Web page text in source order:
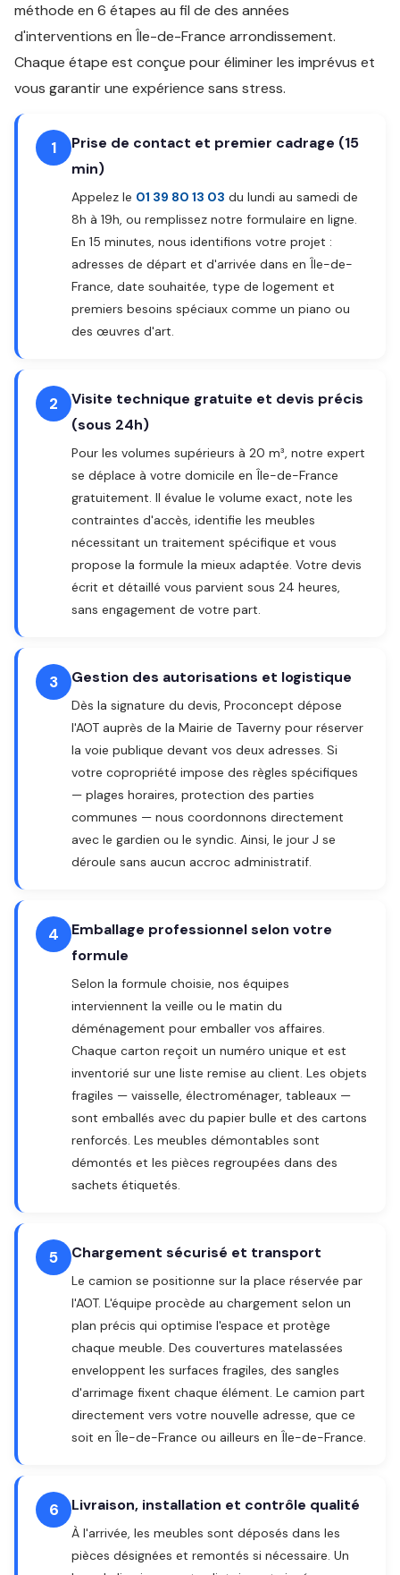
méthode en 6 étapes au fil de des années
d'interventions en Île-de-France arrondissement.
Chaque étape est conçue pour éliminer les imprévus et
vous garantir une expérience sans stress.
1
Prise de contact et premier cadrage (15
min)
Appelez le 01 39 80 13 03 du lundi au samedi de
8h à 19h, ou remplissez notre formulaire en ligne.
En 15 minutes, nous identifions votre projet :
adresses de départ et d'arrivée dans en Île-de-
France, date souhaitée, type de logement et
premiers besoins spéciaux comme un piano ou
des œuvres d'art.
2
Visite technique gratuite et devis précis
(sous 24h)
Pour les volumes supérieurs à 20 m³, notre expert
se déplace à votre domicile en Île-de-France
gratuitement. Il évalue le volume exact, note les
contraintes d'accès, identifie les meubles
nécessitant un traitement spécifique et vous
propose la formule la mieux adaptée. Votre devis
écrit et détaillé vous parvient sous 24 heures,
sans engagement de votre part.
3 Gestion des autorisations et logistique
Dès la signature du devis, Proconcept dépose
l'AOT auprès de la Mairie de Taverny pour réserver
la voie publique devant vos deux adresses. Si
votre copropriété impose des règles spécifiques
— plages horaires, protection des parties
communes — nous coordonnons directement
avec le gardien ou le syndic. Ainsi, le jour J se
déroule sans aucun accroc administratif.
4
Emballage professionnel selon votre
formule
Selon la formule choisie, nos équipes
interviennent la veille ou le matin du
déménagement pour emballer vos affaires.
Chaque carton reçoit un numéro unique et est
inventorié sur une liste remise au client. Les objets
fragiles — vaisselle, électroménager, tableaux —
sont emballés avec du papier bulle et des cartons
renforcés. Les meubles démontables sont
démontés et les pièces regroupées dans des
sachets étiquetés.
5 Chargement sécurisé et transport
Le camion se positionne sur la place réservée par
l'AOT. L'équipe procède au chargement selon un
plan précis qui optimise l'espace et protège
chaque meuble. Des couvertures matelassées
enveloppent les surfaces fragiles, des sangles
d'arrimage fixent chaque élément. Le camion part
directement vers votre nouvelle adresse, que ce
soit en Île-de-France ou ailleurs en Île-de-France.
6 Livraison, installation et contrôle qualité
À l'arrivée, les meubles sont déposés dans les
pièces désignées et remontés si nécessaire. Un